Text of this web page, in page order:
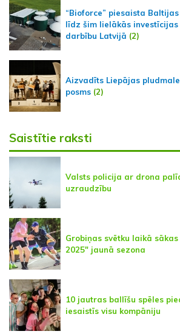
“Bioforce” piesaista
līdz šim lielākās
darbību Latvijā (2)
Aizvadīts Liepājas
posms (2)
Saistītie raksti
Valsts policija ar drona
uzraudzību
Grobiņas svētku laikā
2025" jaunā sezona
10 jautras ballīšu spēles
iesaistīs visu kompāniju